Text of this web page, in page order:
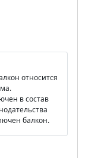
относится
в состав
балкон.